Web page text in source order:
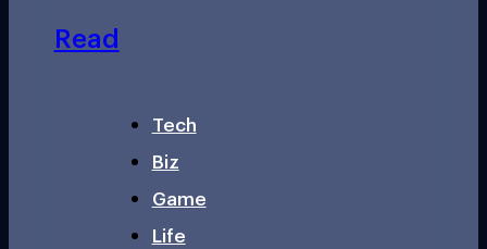
Read
Tech
Biz
Game
Life